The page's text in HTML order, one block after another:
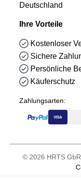
Deutschland
Ihre Vorteile
Kostenloser
Sichere
Persönliche
Käuferschutz
Zahlungsarten:
VISA
© 2026 HRTS